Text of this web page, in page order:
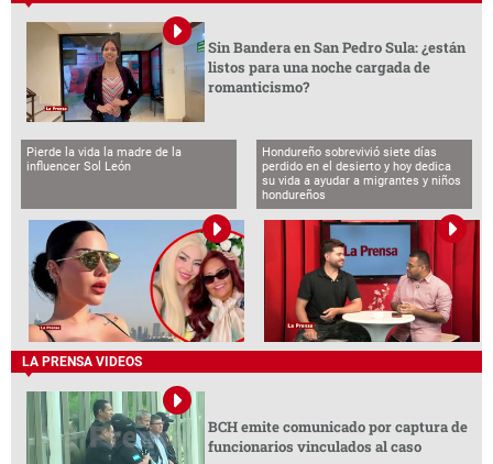
Sin Bandera en San Pedro Sula: ¿están
listos para una noche cargada de
romanticismo?
Pierde la vida la madre de la
influencer Sol León
Hondureño sobrevivió siete días
perdido en el desierto y hoy dedica
su vida a ayudar a migrantes y niños
hondureños
LA PRENSA VIDEOS
BCH emite comunicado por captura de
funcionarios vinculados al caso